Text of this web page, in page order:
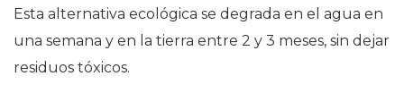
Esta alternativa ecológica se degrada en el agua en
una semana y en la tierra entre 2 y 3 meses, sin dejar
residuos tóxicos.